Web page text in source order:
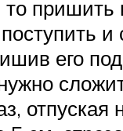
то пришить
и
его